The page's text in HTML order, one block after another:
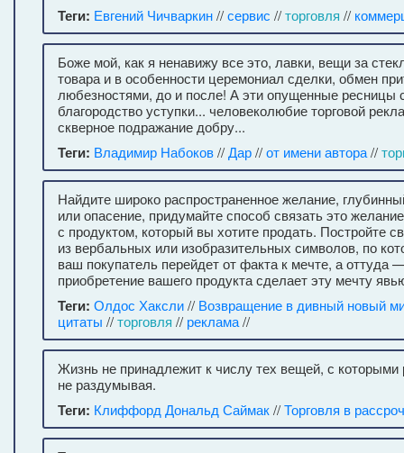
Теги: Евгений Чичваркин//сервис //торговля //
Боже мой, как я ненавижу все это, лавки, вещи за
товара и в особенности церемониал сделки, обмен
любезностями, до и после! А эти опущенные ресницы
благородство уступки... человеколюбие торговой
скверное подражание добру...
Теги: Владимир Набоков//Дар//от имени автора//
Найдите широко распространенное желание,
или опасение, придумайте способ связать это
с продуктом, который вы хотите продать. Постройте
из вербальных или изобразительных символов, по
ваш покупатель перейдет от факта к мечте, а оттуда
приобретение вашего продукта сделает эту мечту
Теги: Олдос Хаксли// Возвращение в дивный новый
цитаты //торговля // реклама//
Жизнь не принадлежит к числу тех вещей, с которыми
не раздумывая.
Теги: Клиффорд Дональд Саймак//Торговля в